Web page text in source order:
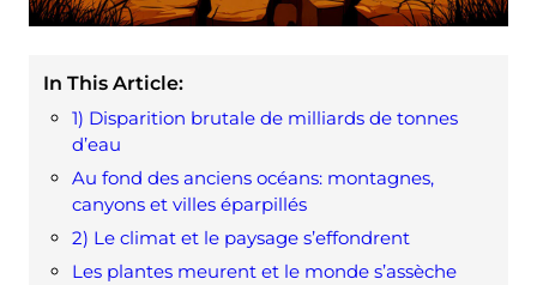
In This Article:
1) Disparition brutale de milliards de tonnes
d’eau
Au fond des anciens océans: montagnes,
canyons et villes éparpillés
2) Le climat et le paysage s’effondrent
Les plantes meurent et le monde s’assèche